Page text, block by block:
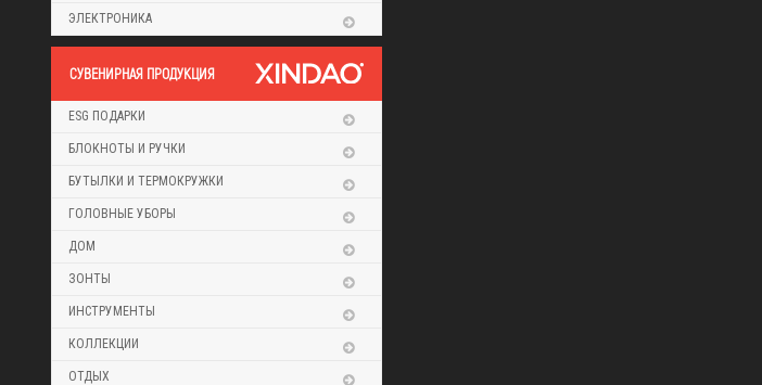
ЭЛЕКТРОНИКА
CУВЕНИРНАЯ ПРОДУКЦИЯ
ESG ПОДАРКИ
БЛОКНОТЫ И РУЧКИ
БУТЫЛКИ И ТЕРМОКРУЖКИ
ГОЛОВНЫЕ УБОРЫ
ДОМ
ЗОНТЫ
ИНСТРУМЕНТЫ
КОЛЛЕКЦИИ
ОТДЫХ